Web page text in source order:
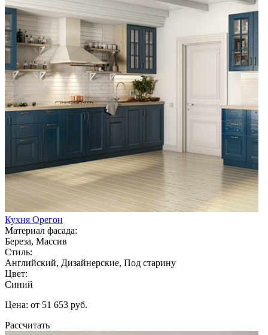
Кухня Орегон
Материал фасада:
Береза, Массив
Стиль:
Английский, Дизайнерские, Под старину
Цвет:
Синий
Цена: от 51 653 руб.
Рассчитать